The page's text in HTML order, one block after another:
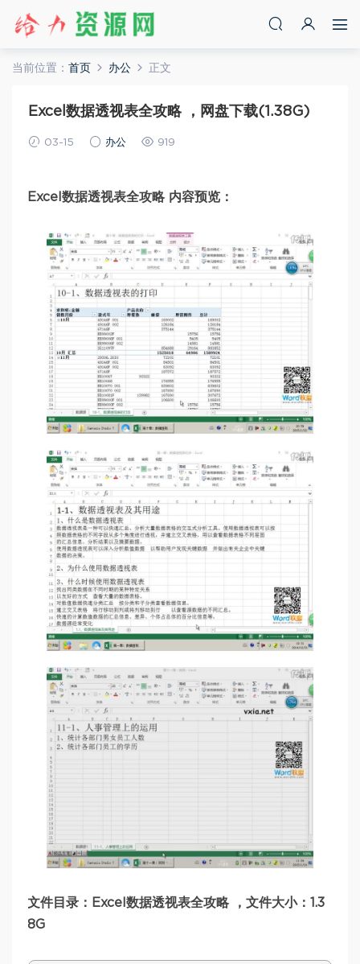
当前位置： 首页 办公 正文
Excel数据透视表全攻略 ，网盘下载(1.38G)
03-15 办公 919
Excel数据透视表全攻略 内容预览：
文件目录：Excel数据透视表全攻略 ，文件大小：1.3
8G